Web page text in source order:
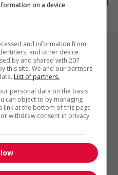
on a device
and information from
and other device
by and shared with 207
this site. We and our partners
List of partners.
personal data on the basis
can object to by managing
at the bottom of this page
withdraw consent in privacy